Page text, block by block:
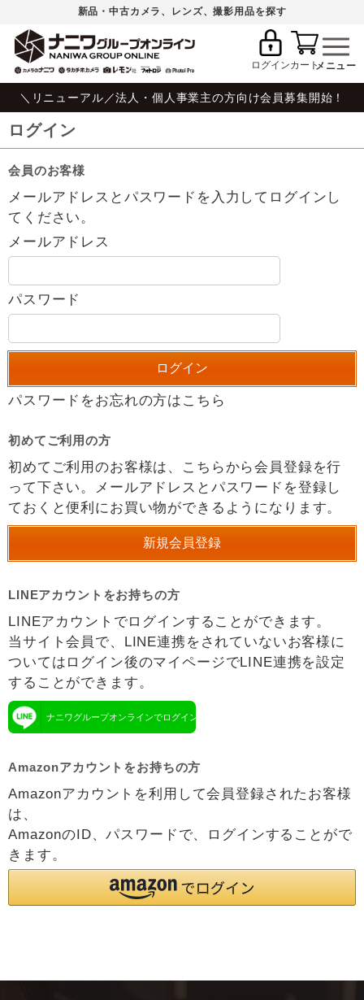
新品・中古カメラ、レンズ、撮影用品を探す
ログインカート
＼リニューアル／法人・個人事業主の方向け会員募集開始！
ログイン
会員のお客様
メールアドレスとパスワードを入力してログインし
てください。
メールアドレス
パスワード
パスワードをお忘れの方はこちら
初めてご利用の方
初めてご利用のお客様は、こちらから会員登録を行
って下さい。メールアドレスとパスワードを登録し
ておくと便利にお買い物ができるようになります。
LINEアカウントをお持ちの方
LINEアカウントでログインすることができます。
当サイト会員で、LINE連携をされていないお客様に
ついてはログイン後のマイページでLINE連携を設定
することができます。
ナニワグループオンラインでログイン
Amazonアカウントをお持ちの方
Amazonアカウントを利用して会員登録されたお客様
は、
AmazonのID、パスワードで、ログインすることがで
きます。